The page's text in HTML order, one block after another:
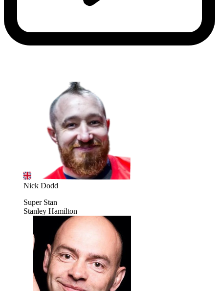
Nick Dodd
Super Stan
Stanley Hamilton